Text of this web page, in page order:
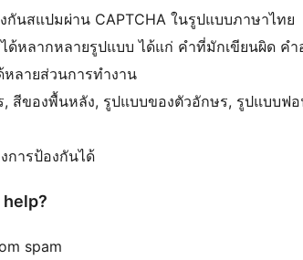
นสแปมผ่าน CAPTCHA ในรูปแบบภาษาไทย
ได้หลากหลายรูปแบบ ได้แก่ คำที่มักเขียนผิด ค
หลายส่วนการทำงาน
, สีของพื้นหลัง, รูปแบบของตัวอักษร, รูปแบบฟ
การป้องกันได้
help?
spam